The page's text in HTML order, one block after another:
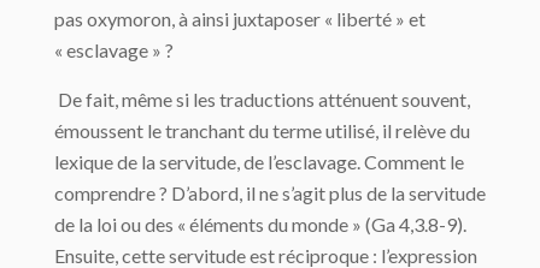
pas oxymoron, à ainsi juxtaposer « liberté » et
« esclavage » ?
De fait, même si les traductions atténuent souvent,
émoussent le tranchant du terme utilisé, il relève du
lexique de la servitude, de l’esclavage. Comment le
comprendre ? D’abord, il ne s’agit plus de la servitude
de la loi ou des « éléments du monde » (Ga 4,3.8-9).
Ensuite, cette servitude est réciproque : l’expression